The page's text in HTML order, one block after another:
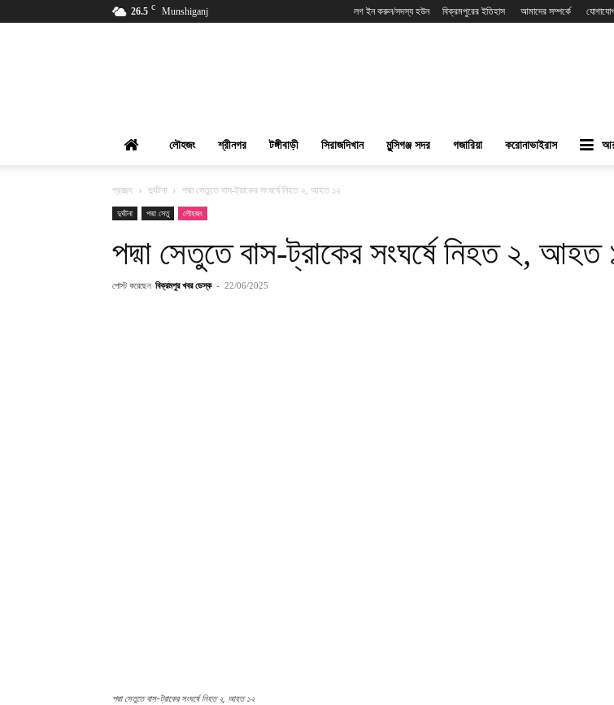
26.5 C Munshiganj লগ ইন করুন/সদস্য হউন বিক্রমপুরের ইতিহাস আমাদের সম্পর্কে
লৌহজং শ্রীনগর টঙ্গীবাড়ী সিরাজদিখান মুন্সিগঞ্জ সদর গজারিয়া করোনাভাইরাস
প্রচ্ছদ দুর্ঘটনা
পদ্মা সেতুতে বাস-ট্রাকের সংঘর্ষে নিহত ২, আহত ১২
দুর্ঘটনা
পদ্মা সেতু লৌহজং
পদ্মা সেতুতে বাস-ট্রাকের সংঘর্ষে নিহত ২, আহত
পোস্ট করেছেন বিক্রমপুর খবর ডেস্ক - 22/06/2025
পদ্মা সেতুতে বাস-ট্রাকের সংঘর্ষে নিহত ২, আহত ১২